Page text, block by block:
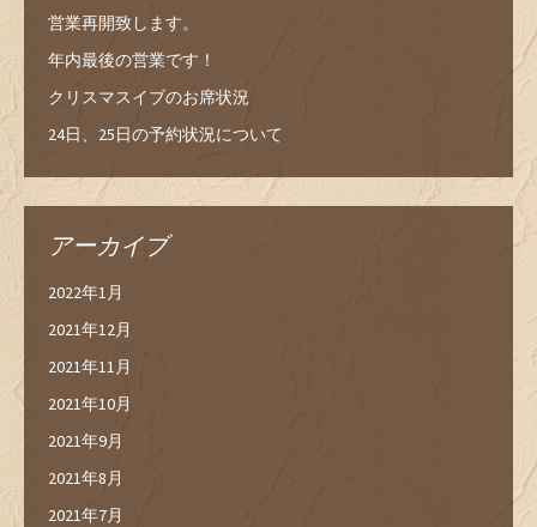
営業再開致します。
年内最後の営業です！
クリスマスイブのお席状況
24日、25日の予約状況について
アーカイブ
2022年1月
2021年12月
2021年11月
2021年10月
2021年9月
2021年8月
2021年7月